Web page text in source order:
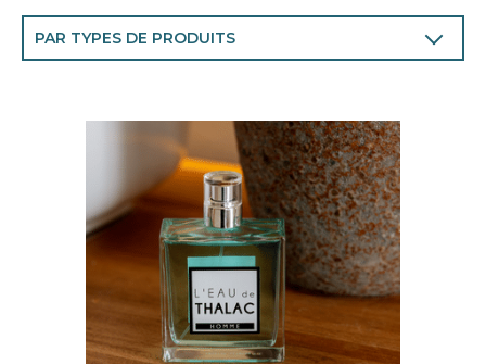
Visage
PAR TYPES DE PRODUITS
Minceur/fermeté
Parfums
Spécifiques corps